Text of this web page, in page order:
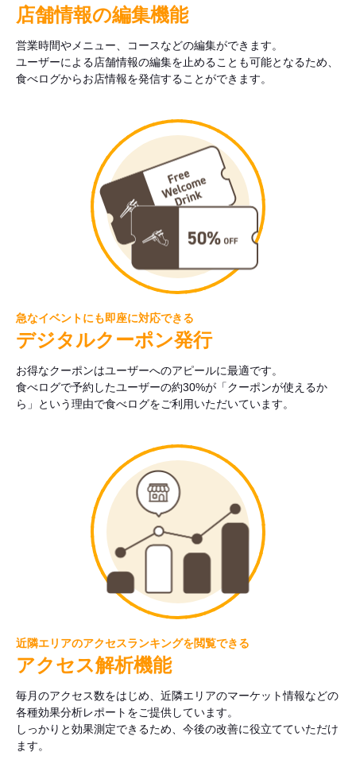
店舗情報の編集機能
営業時間やメニュー、コースなどの編集ができます。
ユーザーによる店舗情報の編集を止めることも可能となるため、
食べログからお店情報を発信することができます。
急なイベントにも即座に対応できる
デジタルクーポン発行
お得なクーポンはユーザーへのアピールに最適です。
食べログで予約したユーザーの約30%が「クーポンが使えるか
ら」という理由で食べログをご利用いただいています。
近隣エリアのアクセスランキングを閲覧できる
アクセス解析機能
毎月のアクセス数をはじめ、近隣エリアのマーケット情報などの
各種効果分析レポートをご提供しています。
しっかりと効果測定できるため、今後の改善に役立てていただけ
ます。